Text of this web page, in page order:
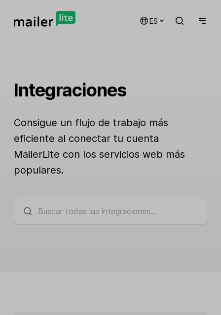
ES
Integraciones
Consigue un flujo de trabajo más
eficiente al conectar tu cuenta
MailerLite con los servicios web más
populares.